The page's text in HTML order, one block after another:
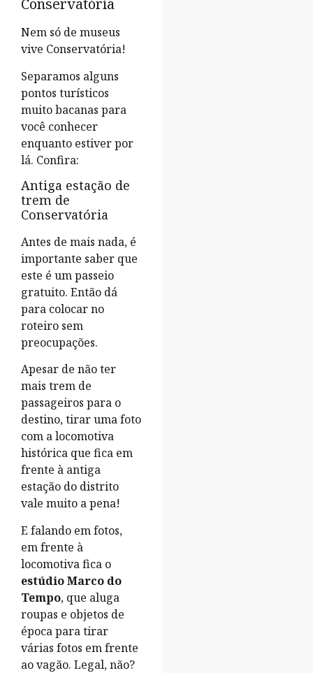
Conservatória
Nem só de museus
vive Conservatória!
Separamos alguns
pontos turísticos
muito bacanas para
você conhecer
enquanto estiver por
lá. Confira:
Antiga estação de
trem de
Conservatória
Antes de mais nada, é
importante saber que
este é um passeio
gratuito. Então dá
para colocar no
roteiro sem
preocupações.
Apesar de não ter
mais trem de
passageiros para o
destino, tirar uma foto
com a locomotiva
histórica que fica em
frente à antiga
estação do distrito
vale muito a pena!
E falando em fotos,
em frente à
locomotiva fica o
estúdio Marco do
Tempo, que aluga
roupas e objetos de
época para tirar
várias fotos em frente
ao vagão. Legal, não?